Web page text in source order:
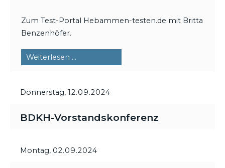
Zum Test-Portal Hebammen-testen.de mit Britta
Benzenhöfer.
Weiterlesen …
Donnerstag, 12.09.2024
BDKH-Vorstandskonferenz
Montag, 02.09.2024